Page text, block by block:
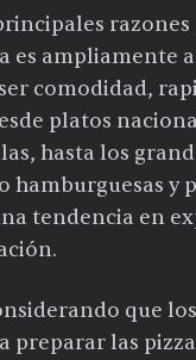
razones
es ampliamente
comodidad,
platos
hasta los
hamburguesas y
tendencia en
que
preparar las